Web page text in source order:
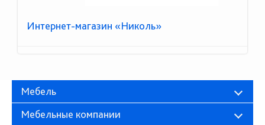
Интернет-магазин «Николь»
Мебель
Мебельные компании